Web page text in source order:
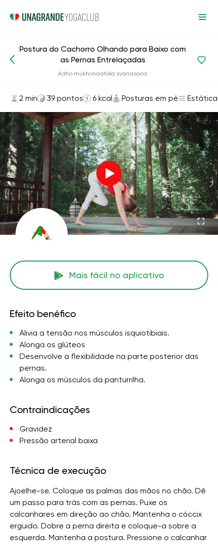
Asanas e exercícios Posturas em pé
Postura do Cachorro Olhando para Baixo com
as Pernas Entrelaçadas
Adho mukhonadhika svanasana
2 min 39 pontos 6 kcal Posturas em pé Estática
Mais fácil no aplicativo
Efeito benéfico
Alivia a tensão nos músculos isquiotibiais.
Alonga os glúteos
Desenvolve a flexibilidade na parte posterior das
pernas.
Alonga os músculos da panturrilha.
Contraindicações
Gravidez
Pressão arterial baixa
Técnica de execução
Ajoelhe-se. Coloque as palmas das mãos no chão. Dê
um passo para trás com as pernas. Puxe os
calcanhares em direção ao chão. Mantenha o cóccix
erguido. Dobre a perna direita e coloque-a sobre a
esquerda. Mantenha a postura. Pressione o calcanhar